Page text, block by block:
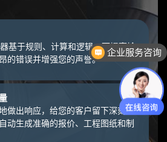
基于规则、计算和逻辑，可提高输
的错误并增强您的声誉。
做出响应，给您的客户留下深刻印
动生成准确的报价、工程图纸和制
企业服务咨询